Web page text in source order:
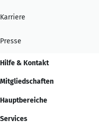
Karriere
Presse
Hilfe & Kontakt
Mitgliedschaften
Hauptbereiche
Services